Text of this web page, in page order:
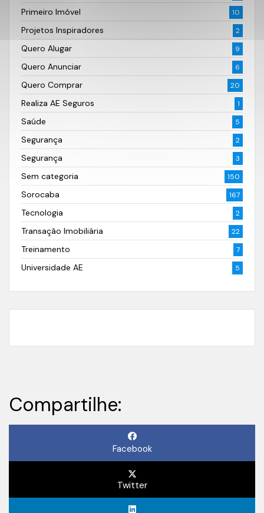
Primeiro Imóvel 10
Projetos Inspiradores 2
Quero Alugar 9
Quero Anunciar 6
Quero Comprar 20
Realiza AE Seguros 1
Saúde 5
Segurança 2
Segurança 3
Sem categoria 150
Sorocaba 167
Tecnologia 2
Transação Imobiliária 22
Treinamento 7
Universidade AE 5
Compartilhe:
Facebook
Twitter